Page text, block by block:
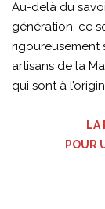
Au-delà du
génération, ce
rigoureusement
artisans de la
qui sont à
LA
POUR